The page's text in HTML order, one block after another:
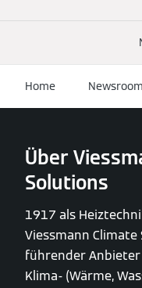
Home Newsroom
Über
Solutions
1917 als
Viessmann
führender
Klima- (Wärme,